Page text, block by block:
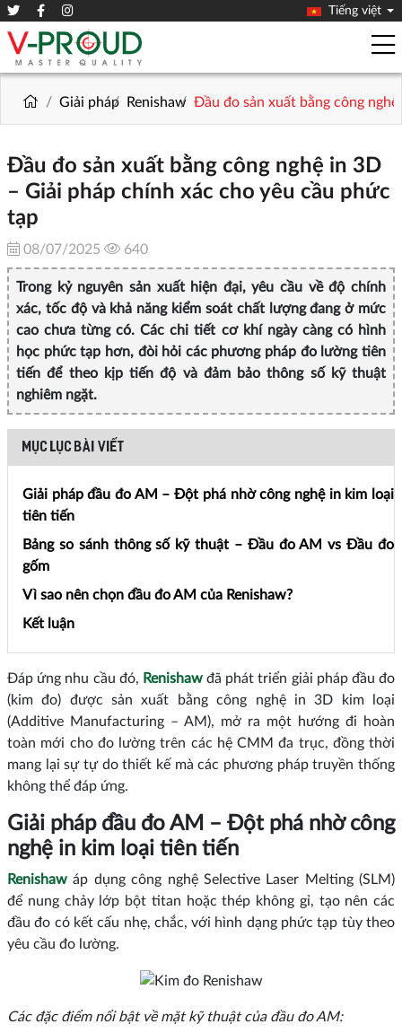
Tiếng việt
Giải pháp Renishaw Đầu đo sản xuất bằng công
Đầu đo sản xuất bằng công nghệ in 3D
– Giải pháp chính xác cho yêu cầu phức
tạp
08/07/2025 640
Trong kỷ nguyên sản xuất hiện đại, yêu cầu về độ chính
xác, tốc độ và khả năng kiểm soát chất lượng đang ở mức
cao chưa từng có. Các chi tiết cơ khí ngày càng có hình
học phức tạp hơn, đòi hỏi các phương pháp đo lường tiên
tiến để theo kịp tiến độ và đảm bảo thông số kỹ thuật
nghiêm ngặt.
MỤC LỤC BÀI VIẾT
Giải pháp đầu đo AM – Đột phá nhờ công nghệ in kim loại
tiên tiến
Bảng so sánh thông số kỹ thuật – Đầu đo AM vs Đầu đo
gốm
Vì sao nên chọn đầu đo AM của Renishaw?
Kết luận
Đáp ứng nhu cầu đó, Renishawđã phát triển giải pháp đầu đo
(kim đo) được sản xuất bằng công nghệ in 3D kim loại
(Additive Manufacturing – AM), mở ra một hướng đi hoàn
toàn mới cho đo lường trên các hệ CMM đa trục, đồng thời
mang lại sự tự do thiết kế mà các phương pháp truyền thống
không thể đáp ứng.
Giải pháp đầu đo AM – Đột phá nhờ công
nghệ in kim loại tiên tiến
Renishaw áp dụng công nghệ Selective Laser Melting (SLM)
để nung chảy lớp bột titan hoặc thép không gỉ, tạo nên các
đầu đo có kết cấu nhẹ, chắc, với hình dạng phức tạp tùy theo
yêu cầu đo lường.
Các đặc điểm nổi bật về mặt kỹ thuật của đầu đo AM: